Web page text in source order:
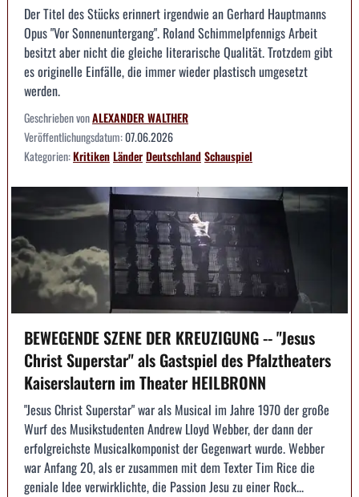
Der Titel des Stücks erinnert irgendwie an Gerhard Hauptmanns
Opus "Vor Sonnenuntergang". Roland Schimmelpfennigs Arbeit
besitzt aber nicht die gleiche literarische Qualität. Trotzdem gibt
es originelle Einfälle, die immer wieder plastisch umgesetzt
werden.
Geschrieben vonALEXANDER WALTHER
Veröffentlichungsdatum:07.06.2026
Kategorien:KritikenLänderDeutschlandSchauspiel
BEWEGENDE SZENE DER KREUZIGUNG -- "Jesus
Christ Superstar" als Gastspiel des Pfalztheaters
Kaiserslautern im Theater HEILBRONN
"Jesus Christ Superstar" war als Musical im Jahre 1970 der große
Wurf des Musikstudenten Andrew Lloyd Webber, der dann der
erfolgreichste Musicalkomponist der Gegenwart wurde. Webber
war Anfang 20, als er zusammen mit dem Texter Tim Rice die
geniale Idee verwirklichte, die Passion Jesu zu einer Rock...